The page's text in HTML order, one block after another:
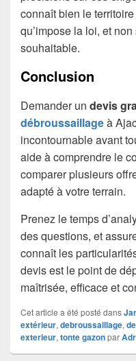
connaît bien le
qu’impose la loi, et
souhaitable.
Conclusion
Demander un devis
débroussaillageà
incontournable avant
aide à comprendre le
comparer plusieurs
adapté à votre terrain.
Prenez le temps
des questions, et
connaît les
devis est le point de
maîtrisée, efficace et
Cet article a été posté dans
extérieur, debroussaillage,
exterieur, tonte gazonpar